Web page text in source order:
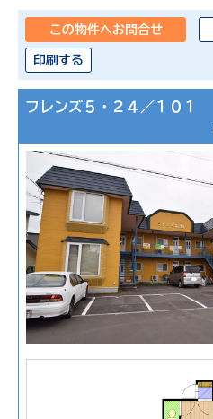
この物件へお問合せ
印刷する
フレンズ５・２４／１０１